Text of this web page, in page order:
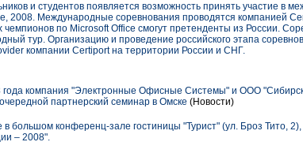
и студентов появляется возможность принять участие в
2008. Международные соревнования проводятся компанией
по Microsoft Office смогут претенденты из России.
тур. Организацию и проведение российского этапа
компании Certiport на территории России и СНГ.
года компания "Электронные Офисные Системы" и ООО
партнерский семинар в Омске (Новости)
в большом конференц-зале гостиницы "Турист" (ул. Броз Тито,
– 2008".